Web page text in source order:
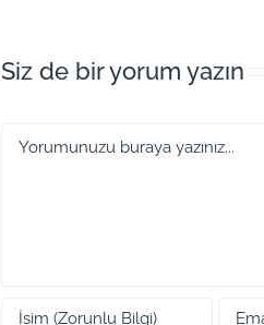
Siz de bir yorum yazın